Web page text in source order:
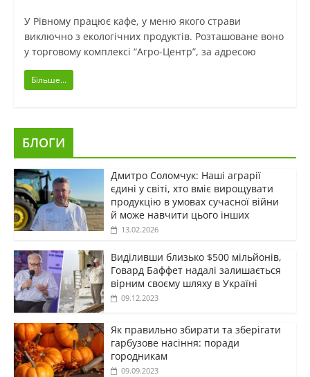
У Рівному працює кафе, у меню якого страви
виключно з екологічних продуктів. Розташоване воно
у торговому комплексі “Агро-Центр”, за адресою
Більше...
БЛОГИ
Дмитро Соломчук: Наші аграрії
єдині у світі, хто вміє вирощувати
продукцію в умовах сучасної війни
й може навчити цього інших
13.02.2026
Виділивши близько $500 мільйонів,
Говард Баффет надалі залишається
вірним своєму шляху в Україні
09.12.2023
Як правильно збирати та зберігати
гарбузове насіння: поради
городникам
09.09.2023